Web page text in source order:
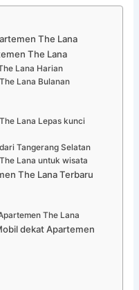
The Lana
The Lana
Lana Harian
Lana Bulanan
Lana Lepas kunci
Tangerang Selatan
Lana untuk wisata
The Lana Terbaru
The Lana
dekat Apartemen